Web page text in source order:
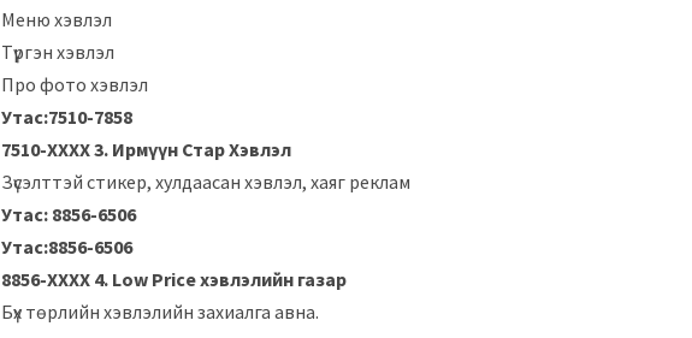
Меню хэвлэл
Түргэн хэвлэл
Про фото хэвлэл
Утас:7510-7858
7510-ХХХХ3. Ирмүүн Стар Хэвлэл
Зүсэлттэй стикер, хулдаасан хэвлэл, хаяг реклам
Утас: 8856-6506
Утас:8856-6506
8856-ХХХХ 4. Low Price хэвлэлийн газар
Бүх төрлийн хэвлэлийн захиалга авна.